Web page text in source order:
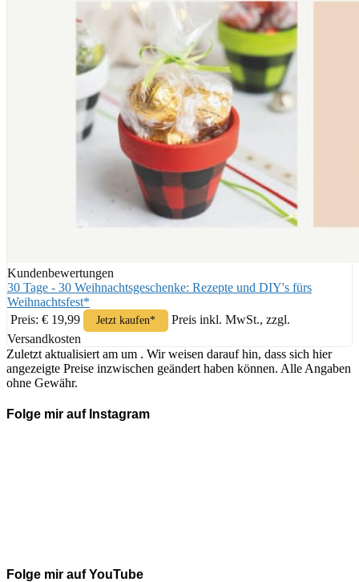
Kundenbewertungen
30 Tage - 30 Weihnachtsgeschenke: Rezepte und DIY's fürs
Weihnachtsfest*
Preis: € 19,99
Jetzt kaufen*
Preis inkl. MwSt., zzgl.
Versandkosten
Zuletzt aktualisiert am um . Wir weisen darauf hin, dass sich hier
angezeigte Preise inzwischen geändert haben können. Alle Angaben
ohne Gewähr.
Folge mir auf Instagram
Folge mir auf YouTube